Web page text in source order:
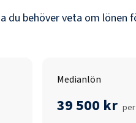
du behöver veta om lönen
Medianlön
39 500 kr